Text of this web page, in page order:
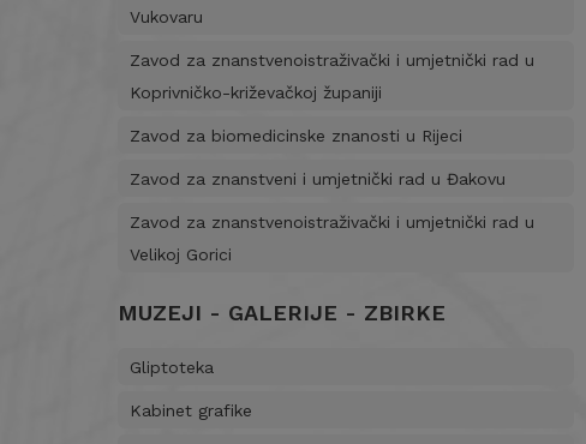
Vukovaru
Zavod za znanstvenoistraživački i umjetnički rad u
Koprivničko-križevačkoj županiji
Zavod za biomedicinske znanosti u Rijeci
Zavod za znanstveni i umjetnički rad u Đakovu
Zavod za znanstvenoistraživački i umjetnički rad u
Velikoj Gorici
MUZEJI - GALERIJE - ZBIRKE
Gliptoteka
Kabinet grafike